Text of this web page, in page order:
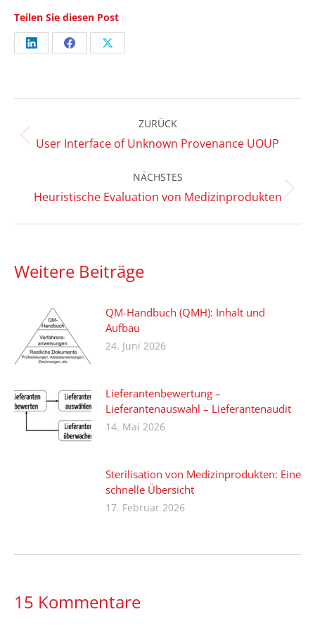
Teilen Sie diesen Post
Share
LinkedIn
Share
Facebook
Share
X
Kommentarnavigation
ZURÜCK
Vorheriger
User Interface of Unknown Provenance UOUP
NÄCHSTES
Nächster
Heuristische Evaluation von Medizinprodukten
Weitere Beiträge
QM-Handbuch (QMH): Inhalt und
Aufbau
24. Juni 2026
Lieferantenbewertung –
Lieferantenauswahl – Lieferantenaudit
14. Mai 2026
Sterilisation von Medizinprodukten: Eine
schnelle Übersicht
17. Februar 2026
15 Kommentare